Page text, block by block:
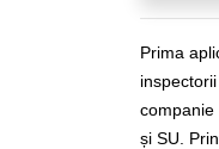
Prima
companie
și SU.